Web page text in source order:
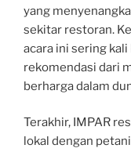
yang
sekitar restoran.
acara ini sering
rekomendasi dari
berharga dalam
Terakhir, IMPAR
lokal dengan